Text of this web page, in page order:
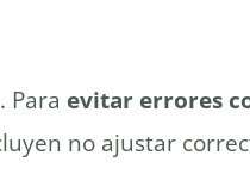
Para evitar errores
no ajustar